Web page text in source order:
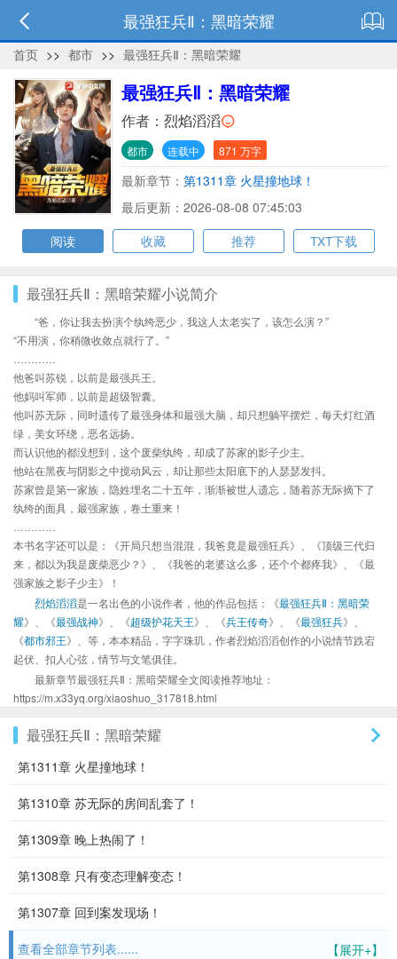
最强狂兵Ⅱ：黑暗荣耀
首页 >> 都市 >> 最强狂兵Ⅱ：黑暗荣耀
最强狂兵Ⅱ：黑暗荣耀
作者： 烈焰滔滔
都市 连载中 871 万字
最新章节： 第1311章 火星撞地球！
最后更新：2026-08-08 07:45:03
阅读
收藏 推荐 TXT下载
最强狂兵Ⅱ：黑暗荣耀小说简介
“爸，你让我去扮演个纨绔恶少，我这人太老实了，该怎么演？”
“不用演，你稍微收敛点就行了。”
他爸叫苏锐，以前是最强兵王。
他妈叫军师，以前是超级智囊。
他叫苏无际，同时遗传了最强身体和最强大脑，却只想躺平摆烂，每天灯红酒
绿，美女环绕，恶名远扬。
而认识他的都没想到，这个废柴纨绔，却成了苏家的影子少主。
他站在黑夜与阴影之中搅动风云，却让那些太阳底下的人瑟瑟发抖。
苏家曾是第一家族，隐姓埋名二十五年，渐渐被世人遗忘，随着苏无际摘下了
纨绔的面具，最强家族，卷土重来！
本书名字还可以是：《开局只想当混混，我爸竟是最强狂兵》、《顶级三代归
来，都以为我是废柴恶少？》、《我爸的老婆这么多，还个个都疼我》、《最
强家族之影子少主》！
烈焰滔滔是一名出色的小说作者，他的作品包括：《最强狂兵Ⅱ：黑暗荣
耀》、《最强战神》、《超级护花天王》、《兵王传奇》、《最强狂兵》、
《都市邪王》、等，本本精品，字字珠玑，作者烈焰滔滔创作的小说情节跌宕
起伏、扣人心弦，情节与文笔俱佳。
最新章节最强狂兵Ⅱ：黑暗荣耀全文阅读推荐地址：
https://m.x33yq.org/xiaoshuo_317818.html
最强狂兵Ⅱ：黑暗荣耀
第1311章 火星撞地球！
第1310章 苏无际的房间乱套了！
第1309章 晚上热闹了！
第1308章 只有变态理解变态！
第1307章 回到案发现场！
【展开+】
查看全部章节列表......